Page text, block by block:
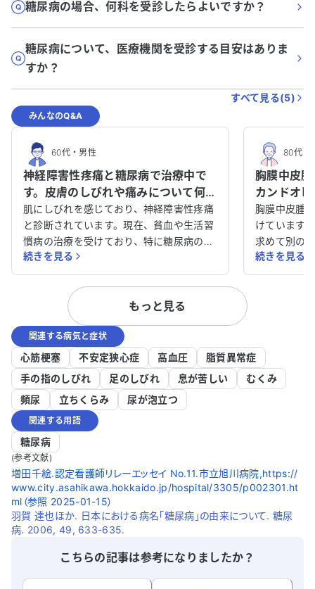
糖尿病の場合、何科を受診したらよいですか？
糖尿病について、医療機関を受診する目安はありま
すか？
すべて見る(5)
みんなのQ&A
60代・男性
神経障害性疼痛と糖尿病で治療中で
す。皮膚のしびれや痛みについて何科
を受診すべきか教えてください。
肌にしびれを感じており、神経障害性疼痛
と診断されています。現在、貧血や生活習
慣病の治療を受けており、特に糖尿病の治
療を続けています。皮膚のしびれや痛み、
ほてりが半年以上改善せず、非常に困って
います。アレルギーはありません。 この症
状に対して、どの科を受診すべきか迷って
います。皮膚のしびれや痛みが続く原因を
詳しく知りたいですし、適切な治療法があ
れば教えていただきたいです。どのように
対処すれば良いのか、アドバイスをいただ
けると助かります。
続きを見る
80代・
胸膜中皮
カンドオ
談させて
胸膜中皮腫
けています
求めて別の
が、体力が
らの治療方針
イスをいた
続きを見る
もっと見る
関連する病気と症状
心筋梗塞 不安定狭心症 高血圧
脂質異常症
手の指のしびれ
足のしびれ 息が苦しい
むくみ
頻尿
立ちくらみ 尿が泡立つ
関連する用語
糖尿病
(参考文献)
増田千絵.認定看護師リレーエッセイ No.11.市立旭川病院,https://
www.city.asahikawa.hokkaido.jp/hospital/3305/p002301.ht
ml（参照 2025-01-15）
羽賀 達也ほか. 日本における病名｢糖尿病｣の由来について. 糖尿
病. 2006, 49, 633-635.
こちらの記事は参考になりましたか？